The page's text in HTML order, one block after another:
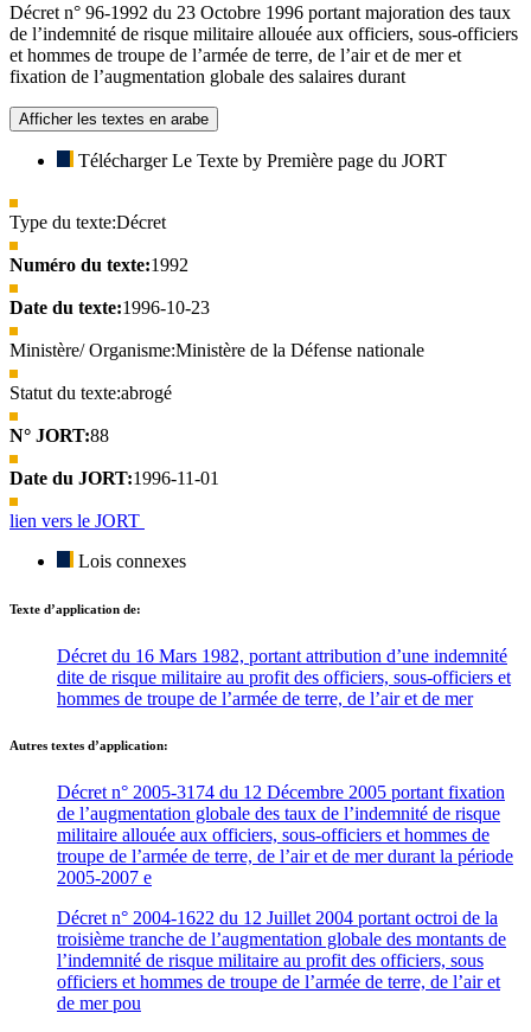
Décret n° 96-1992 du 23 Octobre 1996 portant majoration des taux
de l’indemnité de risque militaire allouée aux officiers, sous-officiers
et hommes de troupe de l’armée de terre, de l’air et de mer et
fixation de l’augmentation globale des salaires durant
Afficher les textes en arabe
Télécharger Le Texte by Première page du JORT
Type du texte:Décret
Numéro du texte:1992
Date du texte:1996-10-23
Ministère/ Organisme:Ministère de la Défense nationale
Statut du texte:abrogé
N° JORT:88
Date du JORT:1996-11-01
lien vers le JORT
Lois connexes
Texte d’application de:
Décret du 16 Mars 1982, portant attribution d’une indemnité
dite de risque militaire au profit des officiers, sous-officiers et
hommes de troupe de l’armée de terre, de l’air et de mer
Autres textes d’application:
Décret n° 2005-3174 du 12 Décembre 2005 portant fixation
de l’augmentation globale des taux de l’indemnité de risque
militaire allouée aux officiers, sous-officiers et hommes de
troupe de l’armée de terre, de l’air et de mer durant la période
2005-2007 e
Décret n° 2004-1622 du 12 Juillet 2004 portant octroi de la
troisième tranche de l’augmentation globale des montants de
l’indemnité de risque militaire au profit des officiers, sous
officiers et hommes de troupe de l’armée de terre, de l’air et
de mer pou